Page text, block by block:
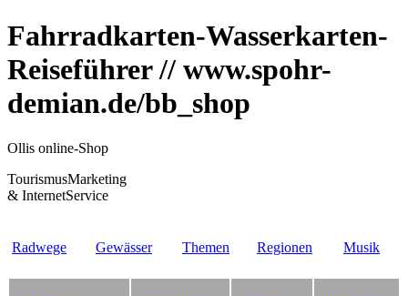
Fahrradkarten-Wasserkarten-
Reiseführer // www.spohr-
demian.de/bb_shop
Ollis online-Shop
TourismusMarketing
& InternetService
Radwege Gewässer Themen Regionen Musik